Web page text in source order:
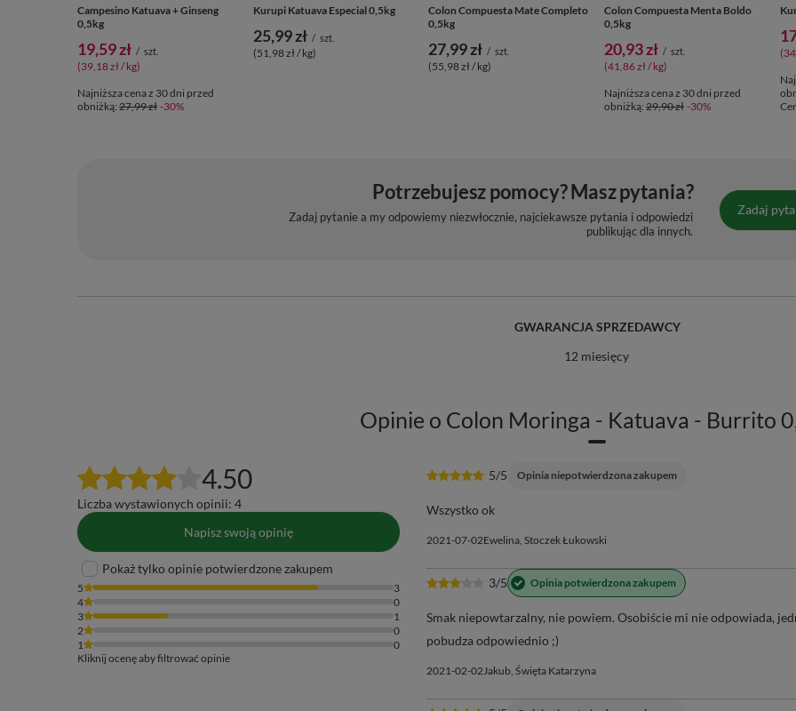
Campesino Katuava + Ginseng
0,5kg
19,59 zł / szt.
(39,18 zł / kg)
Najniższa cena z 30 dni przed
obniżką: 27,99 zł -30%
Kurupi Katuava Especial 0,5kg
25,99 zł / szt.
(51,98 zł / kg)
Colon Compuesta Mate Completo
0,5kg
27,99 zł / szt.
(55,98 zł / kg)
Colon Compuesta Menta Boldo
0,5kg
20,93 zł / szt.
(41,86 zł / kg)
Najniższa cena z 30 dni przed
obniżką: 29,90 zł -30%
Potrzebujesz pomocy? Masz pytania?
Zadaj pytanie a my odpowiemy niezwłocznie, najciekawsze pytania i odpowiedzi
publikując dla innych.
Zadaj
GWARANCJA SPRZEDAWCY
12 miesięcy
Opinie o Colon Moringa - Katuava - Burrito
4.50
Liczba wystawionych opinii: 4
Napisz swoją opinię
Pokaż tylko opinie potwierdzone zakupem
5
3
4
0
3
1
2
0
1
0
Kliknij ocenę aby filtrować opinie
5/5 Opinia niepotwierdzona zakupem
Wszystko ok
2021-07-02Ewelina, Stoczek Łukowski
3/5 Opinia potwierdzona zakupem
Smak niepowtarzalny, nie powiem. Osobiście mi nie odpowiada,
pobudza odpowiednio ;)
2021-02-02Jakub, Święta Katarzyna